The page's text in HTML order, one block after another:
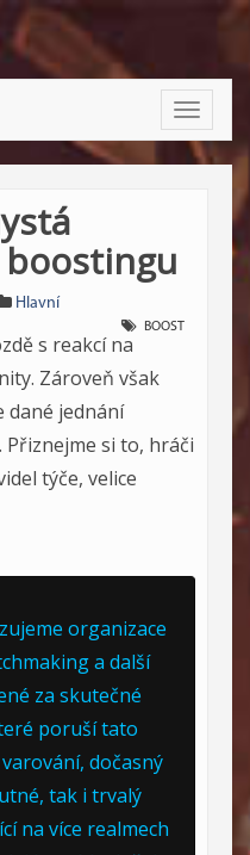
Toggle
Hlavní
BOOST
s reakcí na
Zároveň však
dané jednání
si to, hráči
týče, velice
organizace
a další
za skutečné
poruší tato
dočasný
tak i trvalý
na více realmech